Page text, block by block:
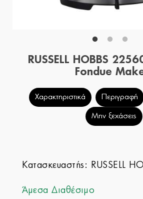
RUSSELL HOBBS
Fondue
Χαρακτηριστικά Περιγραφή
Μην ξεχάσεις
Κατασκευαστής: RUSSELL
Άμεσα Διαθέσιμο